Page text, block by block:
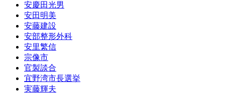
安慶田光男
安田明美
安藤建設
安部整形外科
安里繁信
宗像市
官製談合
宜野湾市長選挙
実藤輝夫